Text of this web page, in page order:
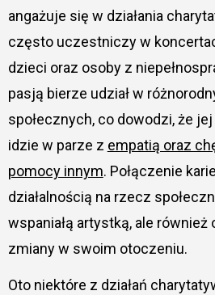
angażuje się w działania
często uczestniczy w
dzieci oraz osoby z
pasją bierze udział w
społecznych, co dowodzi, że
idzie w parze z empatią oraz
pomocy innym. Połączenie
działalnością na rzecz
wspaniałą artystką, ale również
zmiany w swoim otoczeniu.
Oto niektóre z działań